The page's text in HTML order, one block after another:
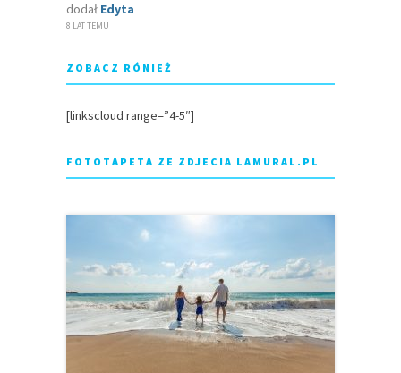
dodał Edyta
8 LAT TEMU
ZOBACZ RÓNIEŻ
[linkscloud range=”4-5″]
FOTOTAPETA ZE ZDJECIA LAMURAL.PL